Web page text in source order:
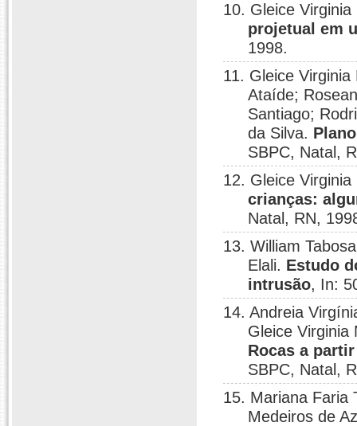
10. Gleice
projetual em
1998.
11. Gleice
Ataíde;
Santiago;
da Silva.
SBPC, Natal,
12. Gleice
crianças:
Natal, RN,
13. William
Elali. Estudo
intrusão, In:
14. Andreia
Gleice
Rocas a
SBPC, Natal,
15. Mariana Faria
Medeiros de